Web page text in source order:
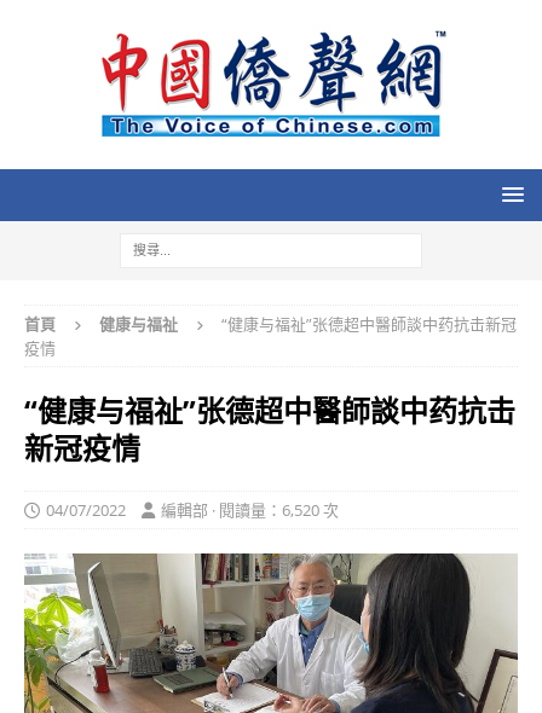
首頁 健康与福祉
“健康与福祉”张德超中醫師談中药抗击新冠
疫情
“健康与福祉”张德超中醫師談中药抗击
新冠疫情
04/07/2022 編輯部 · 閱讀量：6,520 次